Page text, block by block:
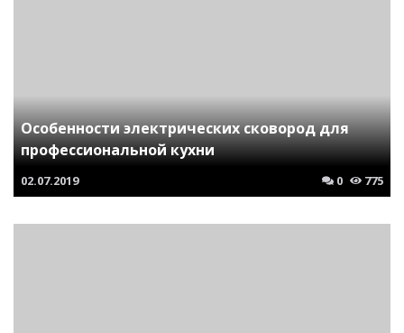
Особенности электрических сковород для
профессиональной кухни
02.07.2019 0 775